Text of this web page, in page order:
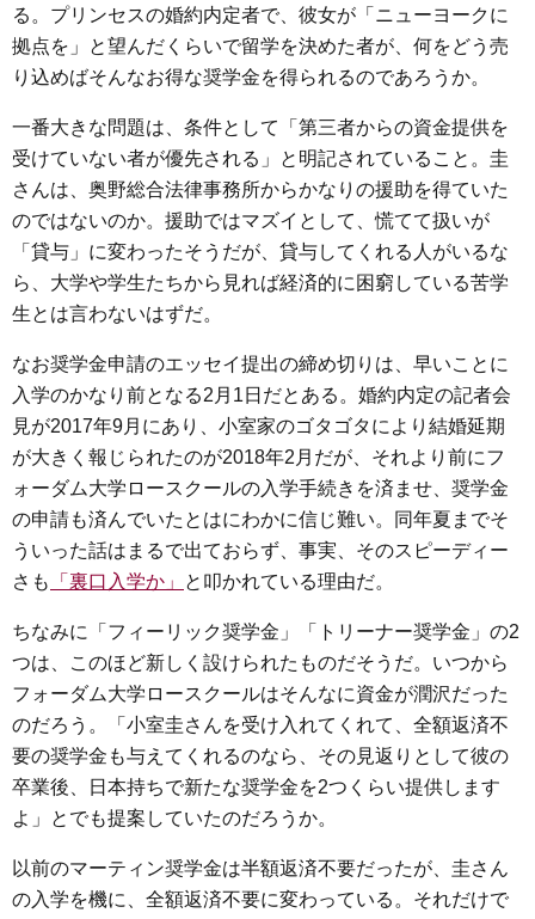
る。プリンセスの婚約内定者で、彼女が「ニューヨークに
拠点を」と望んだくらいで留学を決めた者が、何をどう売
り込めばそんなお得な奨学金を得られるのであろうか。
一番大きな問題は、条件として「第三者からの資金提供を
受けていない者が優先される」と明記されていること。圭
さんは、奥野総合法律事務所からかなりの援助を得ていた
のではないのか。援助ではマズイとして、慌てて扱いが
「貸与」に変わったそうだが、貸与してくれる人がいるな
ら、大学や学生たちから見れば経済的に困窮している苦学
生とは言わないはずだ。
なお奨学金申請のエッセイ提出の締め切りは、早いことに
入学のかなり前となる2月1日だとある。婚約内定の記者会
見が2017年9月にあり、小室家のゴタゴタにより結婚延期
が大きく報じられたのが2018年2月だが、それより前にフ
ォーダム大学ロースクールの入学手続きを済ませ、奨学金
の申請も済んでいたとはにわかに信じ難い。同年夏までそ
ういった話はまるで出ておらず、事実、そのスピーディー
さも
「裏口入学か」 と叩かれている理由だ。
ちなみに「フィーリック奨学金」「トリーナー奨学金」の2
つは、このほど新しく設けられたものだそうだ。いつから
フォーダム大学ロースクールはそんなに資金が潤沢だった
のだろう。「小室圭さんを受け入れてくれて、全額返済不
要の奨学金も与えてくれるのなら、その見返りとして彼の
卒業後、日本持ちで新たな奨学金を2つくらい提供します
よ」とでも提案していたのだろうか。
以前のマーティン奨学金は半額返済不要だったが、圭さん
の入学を機に、全額返済不要に変わっている。それだけで